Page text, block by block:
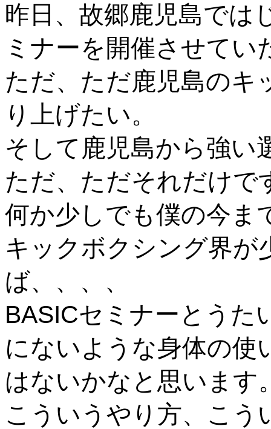
昨日、故郷鹿児島では
ミナーを開催させてい
ただ、ただ鹿児島のキ
り上げたい。
そして鹿児島から強い
ただ、ただそれだけで
何か少しでも僕の今ま
キックボクシング界が
ば、、、、
BASICセミナーとうた
にないような身体の使
はないかなと思います
こういうやり方、こう